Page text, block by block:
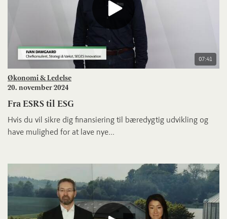
07:41
Økonomi & Ledelse
20. november 2024
Fra ESRS til ESG
Hvis du vil sikre dig finansiering til bæredygtig udvikling og
have mulighed for at lave nye...